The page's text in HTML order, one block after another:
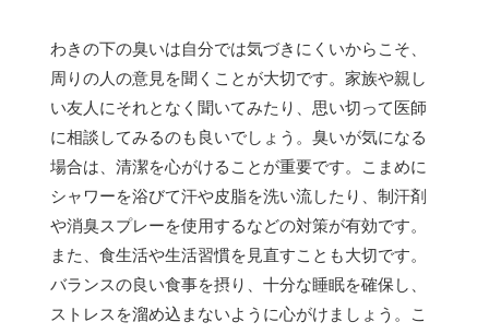
わきの下の臭いは自分では気づきにくいからこそ、
周りの人の意見を聞くことが大切です。家族や親し
い友人にそれとなく聞いてみたり、思い切って医師
に相談してみるのも良いでしょう。臭いが気になる
場合は、清潔を心がけることが重要です。こまめに
シャワーを浴びて汗や皮脂を洗い流したり、制汗剤
や消臭スプレーを使用するなどの対策が有効です。
また、食生活や生活習慣を見直すことも大切です。
バランスの良い食事を摂り、十分な睡眠を確保し、
ストレスを溜め込まないように心がけましょう。こ